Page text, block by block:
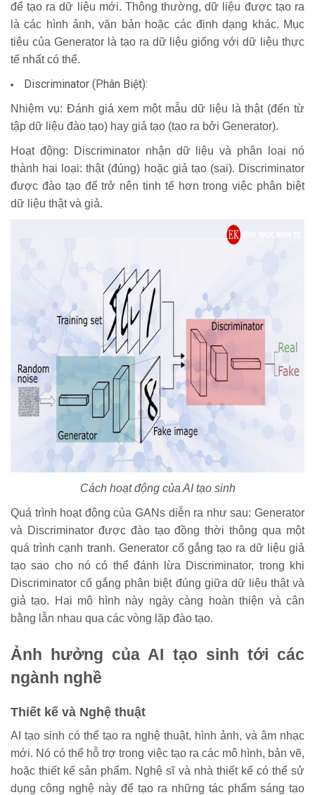
để tạo ra dữ liệu mới. Thông thường, dữ liệu được tạo ra
là các hình ảnh, văn bản hoặc các định dạng khác. Mục
tiêu của Generator là tạo ra dữ liệu giống với dữ liệu thực
tế nhất có thể.
Discriminator (Phân Biệt):
Nhiệm vụ: Đánh giá xem một mẫu dữ liệu là thật (đến từ
tập dữ liệu đào tạo) hay giả tạo (tạo ra bởi Generator).
Hoạt động: Discriminator nhận dữ liệu và phân loại nó
thành hai loại: thật (đúng) hoặc giả tạo (sai). Discriminator
được đào tạo để trở nên tinh tế hơn trong việc phân biệt
dữ liệu thật và giả.
Cách hoạt động của AI tạo sinh
Quá trình hoạt động của GANs diễn ra như sau: Generator
và Discriminator được đào tạo đồng thời thông qua một
quá trình cạnh tranh. Generator cố gắng tạo ra dữ liệu giả
tạo sao cho nó có thể đánh lừa Discriminator, trong khi
Discriminator cố gắng phân biệt đúng giữa dữ liệu thật và
giả tạo. Hai mô hình này ngày càng hoàn thiện và cân
bằng lẫn nhau qua các vòng lặp đào tạo.
Ảnh hưởng của AI tạo sinh tới các
ngành nghề
Thiết kế và Nghệ thuật
AI tạo sinh có thể tạo ra nghệ thuật, hình ảnh, và âm nhạc
mới. Nó có thể hỗ trợ trong việc tạo ra các mô hình, bản vẽ,
hoặc thiết kế sản phẩm. Nghệ sĩ và nhà thiết kế có thể sử
dụng công nghệ này để tạo ra những tác phẩm sáng tạo